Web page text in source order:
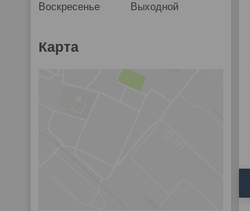
Воскресенье
Выходной
Карта